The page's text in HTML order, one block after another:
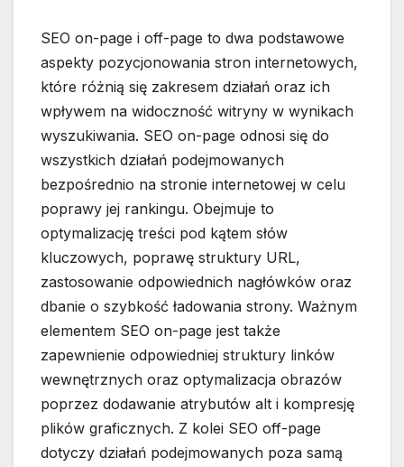
SEO on-page i off-page to dwa podstawowe
aspekty pozycjonowania stron internetowych,
które różnią się zakresem działań oraz ich
wpływem na widoczność witryny w wynikach
wyszukiwania. SEO on-page odnosi się do
wszystkich działań podejmowanych
bezpośrednio na stronie internetowej w celu
poprawy jej rankingu. Obejmuje to
optymalizację treści pod kątem słów
kluczowych, poprawę struktury URL,
zastosowanie odpowiednich nagłówków oraz
dbanie o szybkość ładowania strony. Ważnym
elementem SEO on-page jest także
zapewnienie odpowiedniej struktury linków
wewnętrznych oraz optymalizacja obrazów
poprzez dodawanie atrybutów alt i kompresję
plików graficznych. Z kolei SEO off-page
dotyczy działań podejmowanych poza samą